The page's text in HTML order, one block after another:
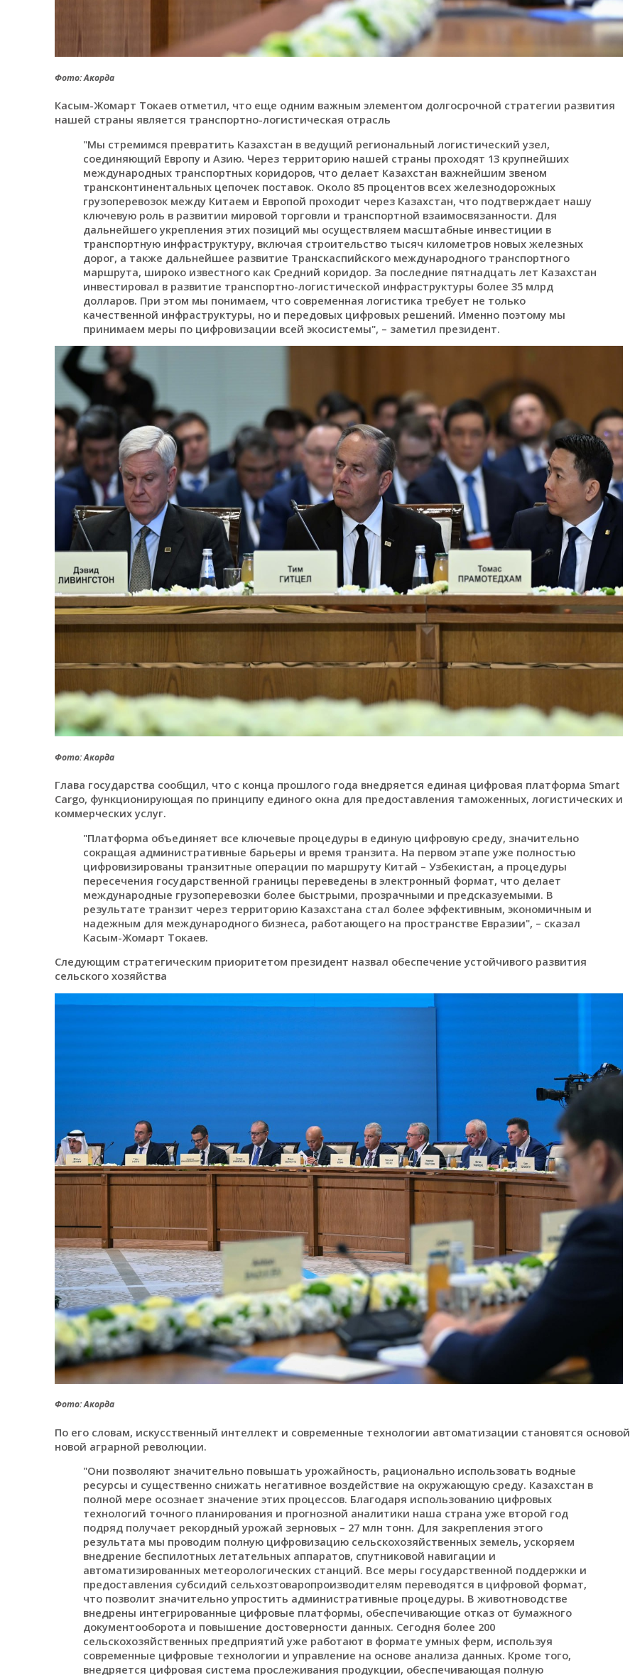
Фото: Акорда
Касым-Жомарт Токаев отметил, что еще одним важным элементом долгосрочной стратегии развития
нашей страны является транспортно-логистическая отрасль
"Мы стремимся превратить Казахстан в ведущий региональный логистический узел,
соединяющий Европу и Азию. Через территорию нашей страны проходят 13 крупнейших
международных транспортных коридоров, что делает Казахстан важнейшим звеном
трансконтинентальных цепочек поставок. Около 85 процентов всех железнодорожных
грузоперевозок между Китаем и Европой проходит через Казахстан, что подтверждает нашу
ключевую роль в развитии мировой торговли и транспортной взаимосвязанности. Для
дальнейшего укрепления этих позиций мы осуществляем масштабные инвестиции в
транспортную инфраструктуру, включая строительство тысяч километров новых железных
дорог, а также дальнейшее развитие Транскаспийского международного транспортного
маршрута, широко известного как Средний коридор. За последние пятнадцать лет Казахстан
инвестировал в развитие транспортно-логистической инфраструктуры более 35 млрд
долларов. При этом мы понимаем, что современная логистика требует не только
качественной инфраструктуры, но и передовых цифровых решений. Именно поэтому мы
принимаем меры по цифровизации всей экосистемы", – заметил президент.
Фото: Акорда
Глава государства сообщил, что с конца прошлого года внедряется единая цифровая платформа Smart
Cargo, функционирующая по принципу единого окна для предоставления таможенных, логистических и
коммерческих услуг.
"Платформа объединяет все ключевые процедуры в единую цифровую среду, значительно
сокращая административные барьеры и время транзита. На первом этапе уже полностью
цифровизированы транзитные операции по маршруту Китай – Узбекистан, а процедуры
пересечения государственной границы переведены в электронный формат, что делает
международные грузоперевозки более быстрыми, прозрачными и предсказуемыми. В
результате транзит через территорию Казахстана стал более эффективным, экономичным и
надежным для международного бизнеса, работающего на пространстве Евразии", – сказал
Касым-Жомарт Токаев.
Следующим стратегическим приоритетом президент назвал обеспечение устойчивого развития
сельского хозяйства
Фото: Акорда
По его словам, искусственный интеллект и современные технологии автоматизации становятся основой
новой аграрной революции.
"Они позволяют значительно повышать урожайность, рационально использовать водные
ресурсы и существенно снижать негативное воздействие на окружающую среду. Казахстан в
полной мере осознает значение этих процессов. Благодаря использованию цифровых
технологий точного планирования и прогнозной аналитики наша страна уже второй год
подряд получает рекордный урожай зерновых – 27 млн тонн. Для закрепления этого
результата мы проводим полную цифровизацию сельскохозяйственных земель, ускоряем
внедрение беспилотных летательных аппаратов, спутниковой навигации и
автоматизированных метеорологических станций. Все меры государственной поддержки и
предоставления субсидий сельхозтоваропроизводителям переводятся в цифровой формат,
что позволит значительно упростить административные процедуры. В животноводстве
внедрены интегрированные цифровые платформы, обеспечивающие отказ от бумажного
документооборота и повышение достоверности данных. Сегодня более 200
сельскохозяйственных предприятий уже работают в формате умных ферм, используя
современные цифровые технологии и управление на основе анализа данных. Кроме того,
внедряется цифровая система прослеживания продукции, обеспечивающая полную